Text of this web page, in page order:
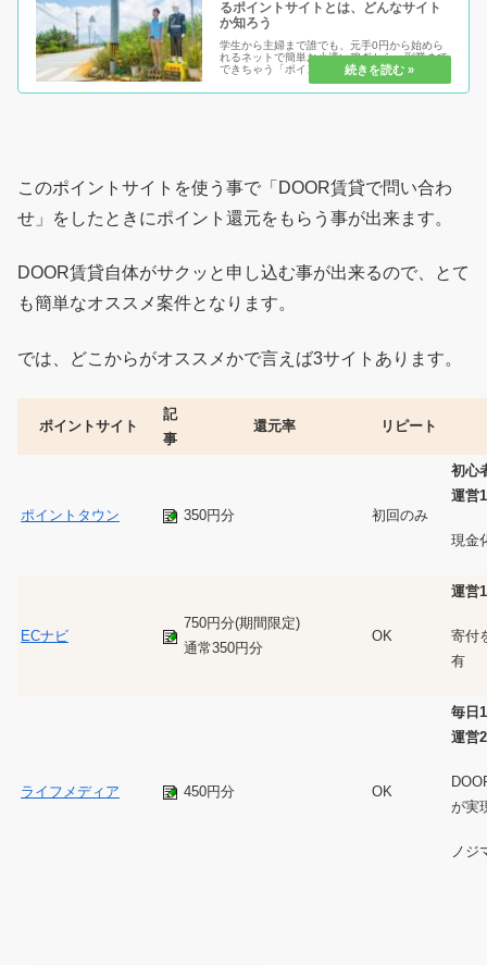
るポイントサイトとは、どんなサイト
か知ろう
学生から主婦まで誰でも、元手0円から始めら
れるネットで簡単お小遣い稼ぎから、副業まで
できちゃう「ポイントサイト」または「お小遣
いサイト」とは！何をするにも、知る事が大事
です。知らないからこそ、不安があり、始める
このポイントサイトを使う事で「DOOR賃貸で問い合わ
せ」をしたときにポイント還元をもらう事が出来ます。
DOOR賃貸自体がサクッと申し込む事が出来るので、とて
も簡単なオススメ案件となります。
では、どこからがオススメかで言えば3サイトあります。
ポイントサイト
記
事
還元率 リピート
ポイントタウン 350円分 初回のみ
初心
運営
現金
ECナビ
750円分(期間限定)
通常350円分
OK
運営
寄付
有
ライフメディア 450円分 OK
毎日
運営
が実
ノジ